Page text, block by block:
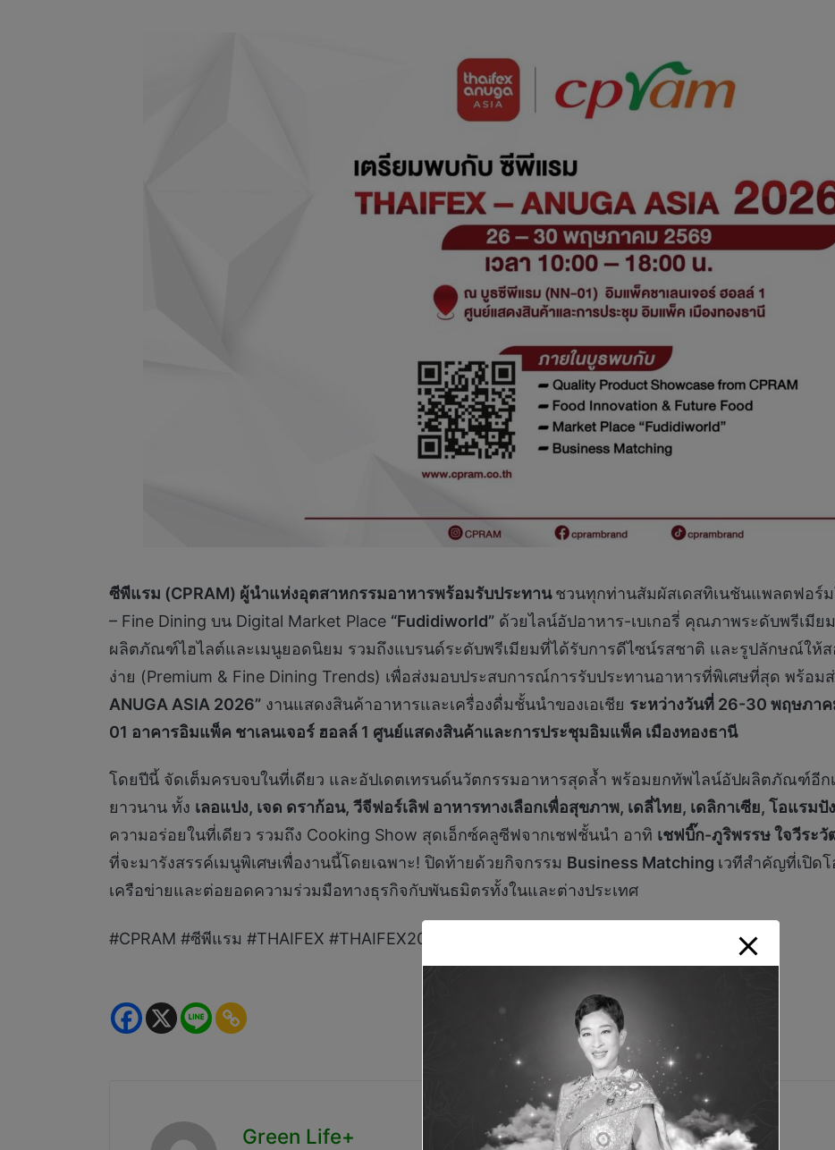
ซีพีแรม (CPRAM) ผู้นำแห่งอุตสาหกรรมอาหารพร้อมรับประทานชวนทุกท่านสัมผัสเดสทิเนชันแพลตฟอร์
– Fine Dining บน Digital Market Place “Fudidiworld” ด้วยไลน์อัปอาหาร-เบเกอรี่ คุณภาพระดับพรีเมีย
ผลิตภัณฑ์ไฮไลต์และเมนูยอดนิยม รวมถึงแบรนด์ระดับพรีเมียมที่ได้รับการดีไซน์รสชาติ และรูปลักษณ์ให้ส
ง่าย (Premium & Fine Dining Trends) เพื่อส่งมอบประสบการณ์การรับประทานอาหารที่พิเศษที่สุด พร้อม
ANUGA ASIA 2026” งานแสดงสินค้าอาหารและเครื่องดื่มชั้นนำของเอเชีย ระหว่างวันที่ 26-30 พฤษภา
01 อาคารอิมแพ็ค ชาเลนเจอร์ ฮอลล์ 1 ศูนย์แสดงสินค้าและการประชุมอิมแพ็ค เมืองทองธานี
โดยปีนี้ จัดเต็มครบจบในที่เดียว และอัปเดตเทรนด์นวัตกรรมอาหารสุดล้ำ พร้อมยกทัพไลน์อัปผลิตภัณฑ์อีก
ยาวนาน ทั้ง เลอแปง, เจด ดราก้อน, วีจีฟอร์เลิฟ อาหารทางเลือกเพื่อสุขภาพ, เดลี่ไทย, เดลิกาเซีย, โอแรมปัง
ความอร่อยในที่เดียว รวมถึง Cooking Show สุดเอ็กซ์คลูซีฟจากเชฟชั้นนำ อาทิ เชฟบิ๊ก-ภูริพรรษ ใจวีระ
ที่จะมารังสรรค์เมนูพิเศษเพื่องานนี้โดยเฉพาะ! ปิดท้ายด้วยกิจกรรม Business Matching เวทีสำคัญที่เปิด
เครือข่ายและต่อยอดความร่วมมือทางธุรกิจกับพันธมิตรทั้งในและต่างประเทศ
#CPRAM #ซีพีแรม #THAIFEX #THAIFEX2026 #THAIFEXAnugaAsia2026
Green Life+